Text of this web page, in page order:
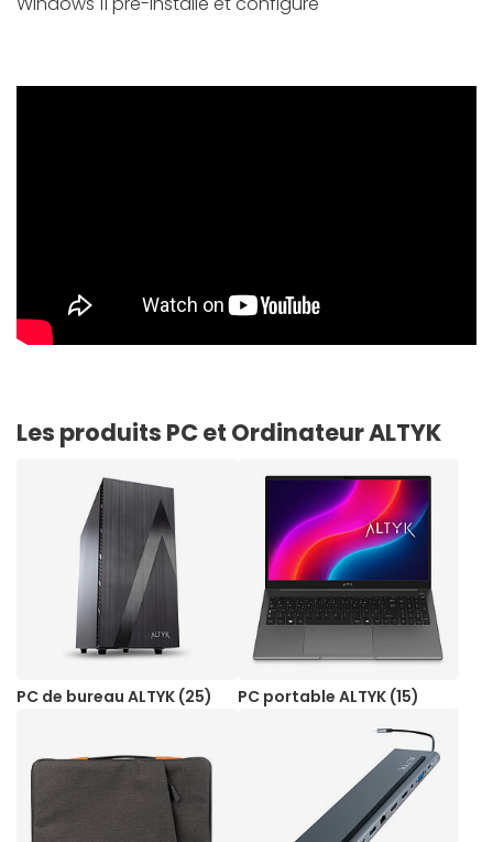
Les produits PC et Ordinateur ALTYK
PC de bureau ALTYK (25) PC portable ALTYK (15)